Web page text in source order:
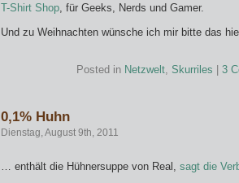
T-Shirt Shop, für Geeks, Nerds und Gamer.
Und zu Weihnachten wünsche ich mir bitte das
Posted in Netzwelt, Skurriles 3
0,1% Huhn
Dienstag, August 9th, 2011
… enthält die Hühnersuppe von Real, sagt die